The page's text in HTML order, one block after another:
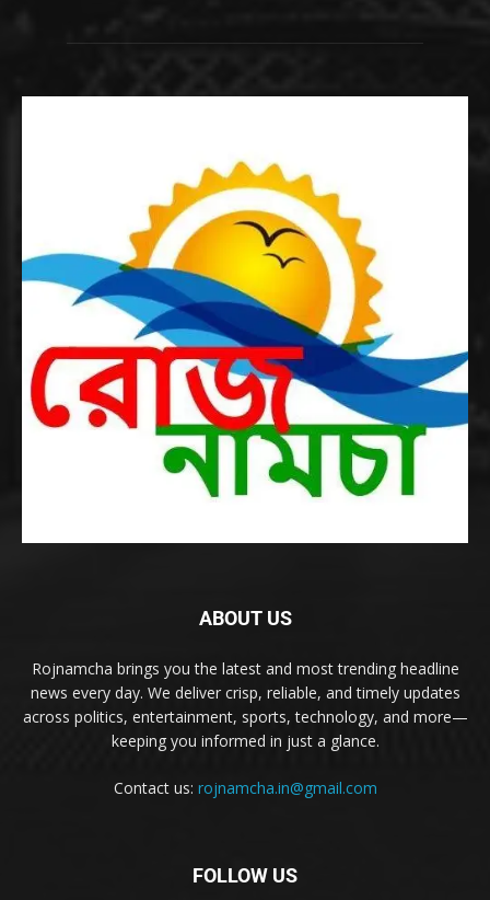
ABOUT US
Rojnamcha brings you the latest and most trending headline
news every day. We deliver crisp, reliable, and timely updates
across politics, entertainment, sports, technology, and more—
keeping you informed in just a glance.
Contact us: rojnamcha.in@gmail.com
FOLLOW US